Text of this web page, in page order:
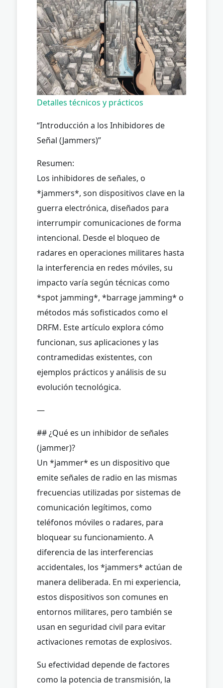
Detalles técnicos y prácticos
“Introducción a los Inhibidores de
Señal (Jammers)”
Resumen:
Los inhibidores de señales, o
*jammers*, son dispositivos clave en la
guerra electrónica, diseñados para
interrumpir comunicaciones de forma
intencional. Desde el bloqueo de
radares en operaciones militares hasta
la interferencia en redes móviles, su
impacto varía según técnicas como
*spot jamming*, *barrage jamming* o
métodos más sofisticados como el
DRFM. Este artículo explora cómo
funcionan, sus aplicaciones y las
contramedidas existentes, con
ejemplos prácticos y análisis de su
evolución tecnológica.
—
## ¿Qué es un inhibidor de señales
(jammer)?
Un *jammer* es un dispositivo que
emite señales de radio en las mismas
frecuencias utilizadas por sistemas de
comunicación legítimos, como
teléfonos móviles o radares, para
bloquear su funcionamiento. A
diferencia de las interferencias
accidentales, los *jammers* actúan de
manera deliberada. En mi experiencia,
estos dispositivos son comunes en
entornos militares, pero también se
usan en seguridad civil para evitar
activaciones remotas de explosivos.
Su efectividad depende de factores
como la potencia de transmisión, la